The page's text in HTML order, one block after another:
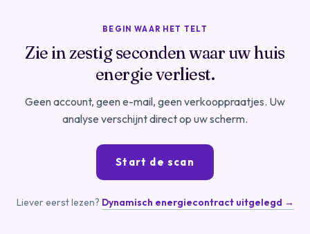
BEGIN WAAR HET TELT
Zie in zestig seconden waar uw huis
energie verliest.
Geen account, geen e-mail, geen verkooppraatjes. Uw
analyse verschijnt direct op uw scherm.
Start de scan
Liever eerst lezen? Dynamisch energiecontract uitgelegd →